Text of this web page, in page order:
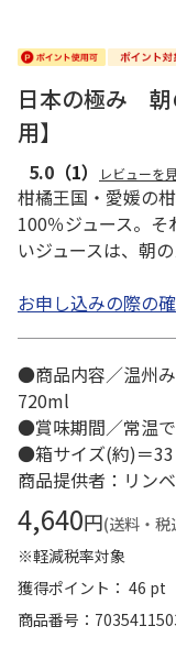
日本の極み 朝
用】
5.0 （1） レビューを
柑橘王国・愛媛の
100％ジュース。
いジュースは、朝
お申し込みの際の
●商品内容／温州
720ml
●賞味期間／常温
●箱サイズ(約)＝
商品提供者：リン
4,640円(送料・税
※軽減税率対象
獲得ポイント： 46 pt
商品番号